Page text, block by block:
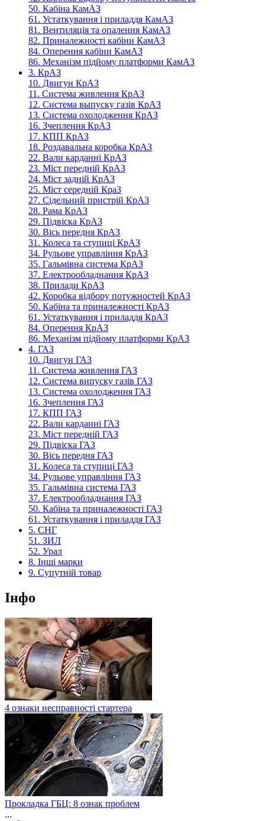
50. Кабіна КамАЗ
61. Устаткування і приладдя КамАЗ
81. Вентиляція та опалення КамАЗ
82. Приналежності кабіни КамАЗ
84. Оперення кабіни КамАЗ
86. Механізм підйому платформи КамАЗ
3. КрАЗ
10. Двигун КрАЗ
11. Система живлення КрАЗ
12. Система выпуску газів КрАЗ
13. Система охолодження КрАЗ
16. Зчеплення КрАЗ
17. КПП КрАЗ
18. Роздавальна коробка КрАЗ
22. Вали карданні КрАЗ
23. Міст передній КрАЗ
24. Міст задній КрАЗ
25. Міст середній КраЗ
27. Сідельний пристрій КрАЗ
28. Рама КрАЗ
29. Підвіска КрАЗ
30. Вісь передня КрАЗ
31. Колеса та ступиці КрАЗ
34. Рульове управління КрАЗ
35. Гальмівна система КрАЗ
37. Електрообладнання КрАЗ
38. Прилади КрАЗ
42. Коробка відбору потужностей КрАЗ
50. Кабіна та приналежності КрАЗ
61. Устаткування і приладдя КрАЗ
84. Оперення КрАЗ
86. Механізм підйому платформи КрАЗ
4. ГАЗ
10. Двигун ГАЗ
11. Система живлення ГАЗ
12. Система випуску газів ГАЗ
13. Система охолодження ГАЗ
16. Зчеплення ГАЗ
17. КПП ГАЗ
22. Вали карданні ГАЗ
23. Міст передній ГАЗ
29. Підвіска ГАЗ
30. Вісь передня ГАЗ
31. Колеса та ступиці ГАЗ
34. Рульове управління ГАЗ
35. Гальмівна система ГАЗ
37. Електрообладнання ГАЗ
50. Кабіна та приналежності ГАЗ
61. Устаткування і приладдя ГАЗ
5. СНГ
51. ЗИЛ
52. Урал
8. Інші марки
9. Супутній товар
Інфо
4 ознаки несправності стартера
Прокладка ГБЦ: 8 ознак проблем
...